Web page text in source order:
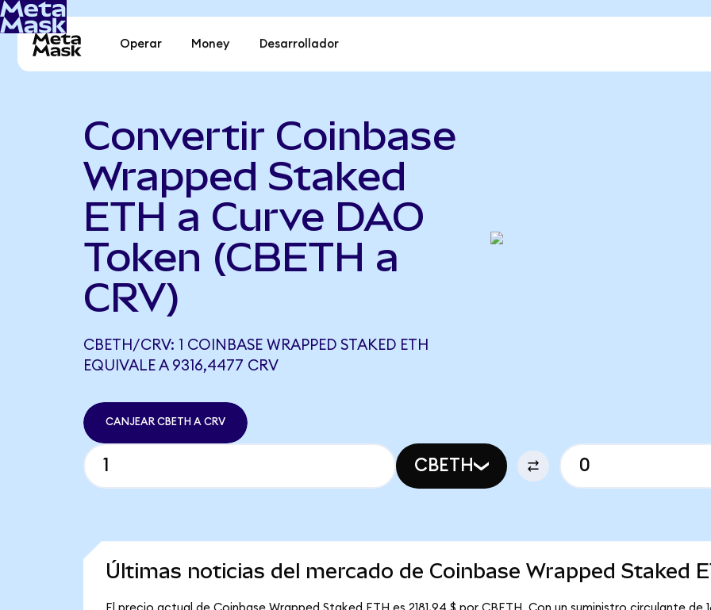
Operar Money Desarrollador
Convertir Coinbase
Wrapped Staked
ETH a Curve DAO
Token (CBETH a
CRV)
CBETH/CRV: 1 COINBASE WRAPPED STAKED ETH
EQUIVALE A 9316,4477 CRV
CANJEAR CBETH A CRV
CBETH
Últimas noticias del mercado de Coinbase Wrapped Staked